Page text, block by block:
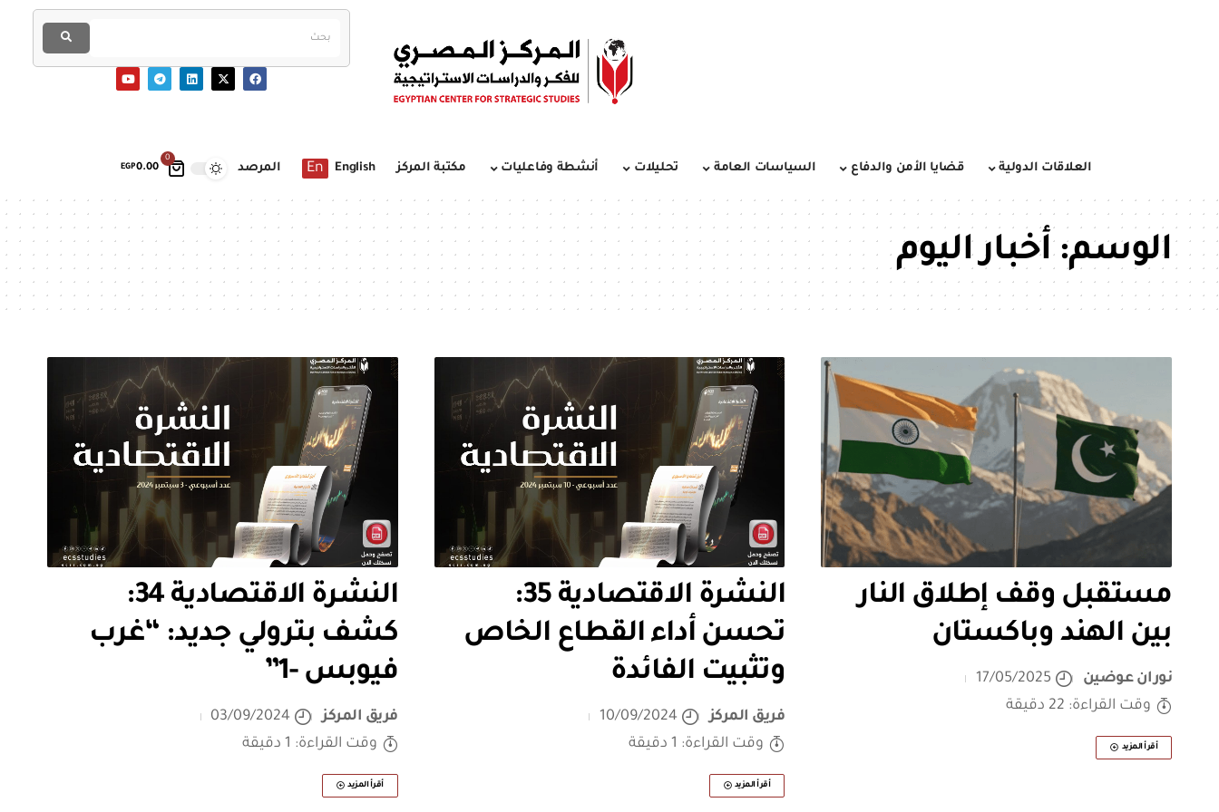
0
EGP0.00 العلاقات الدولية قضايا الأمن والدفاع السياسات العامة تحليلات أنشطة وفاعليات مكتبة المركز English
En المرصد
الوسم:أخبار اليوم
مستقبل وقف إطلاق النار
بين الهند وباكستان
نوران عوضين
17/05/2025
وقت القراءة: 22 دقيقة
أقرأ المزيد
النشرة الاقتصادية 35:
تحسن أداء القطاع الخاص
وتثبيت الفائدة
فريق المركز
10/09/2024
وقت القراءة: 1 دقيقة
أقرأ المزيد
النشرة الاقتصادية 34:
كشف بترولي جديد: “غرب
فيوبس -1”
فريق المركز
03/09/2024
وقت القراءة: 1 دقيقة
أقرأ المزيد